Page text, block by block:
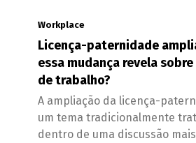
Workplace
Licença-paternidade
essa mudança revela
de trabalho?
A ampliação da licença-
um tema tradicionalmente
dentro de uma discussão